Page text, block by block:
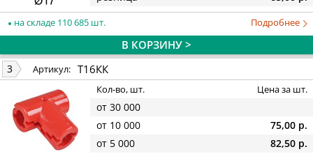
на складе 110 685 шт. Подробнее
В КОРЗИНУ >
3 Артикул: Т16КК
Кол-во, шт. Цена за шт.
от 30 000
от 10 000
75,00 р.
от 5 000
82,50 р.